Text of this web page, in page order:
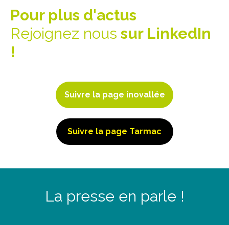
Pour plus d'actus
Rejoignez nous sur LinkedIn
!
Suivre la page inovallée
Suivre la page Tarmac
La presse en parle !